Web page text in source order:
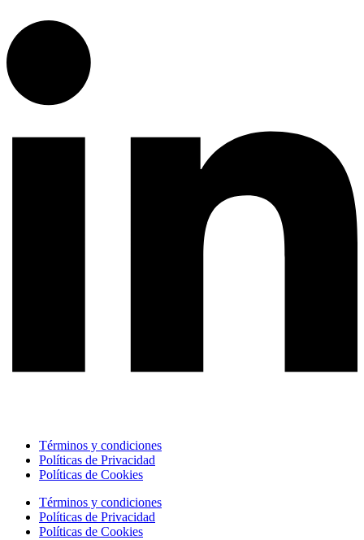
Términos y condiciones
Políticas de Privacidad
Políticas de Cookies
Términos y condiciones
Políticas de Privacidad
Políticas de Cookies